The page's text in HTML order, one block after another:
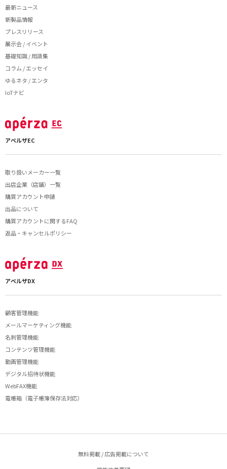
最新ニュース
新製品情報
プレスリリース
展示会 / イベント
基礎知識 / 用語集
コラム / エッセイ
ゆるネタ / エンタ
IoTナビ
アペルザEC
取り扱いメーカー一覧
出店企業（店舗）一覧
購買アカウント申請
出品について
購買アカウントに関するFAQ
返品・キャンセルポリシー
アペルザDX
顧客管理機能
メールマーケティング機能
名刺管理機能
コンテンツ管理機能
動画管理機能
デジタル招待状機能
WebFAX機能
電帳箱（電子帳簿保存法対応）
無料掲載 / 広告掲載について